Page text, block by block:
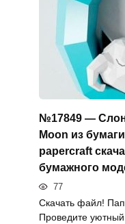
№17849 —
Moon из
papercraft
бумажного
77
Скачать файл!
Проведите